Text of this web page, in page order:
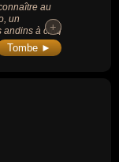
au
un
andins à cinq
ses
Criolla du
+
+
Tombe ►